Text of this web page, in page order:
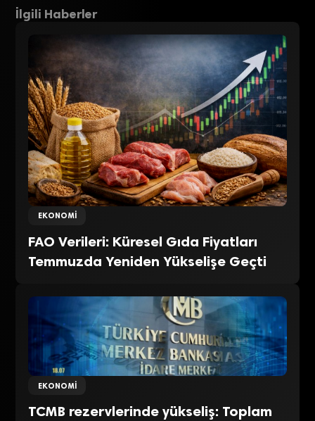
İlgili Haberler
EKONOMI
FAO Verileri: Küresel Gıda Fiyatları
Temmuzda Yeniden Yükselişe Geçti
EKONOMI
TCMB rezervlerinde yükseliş: Toplam